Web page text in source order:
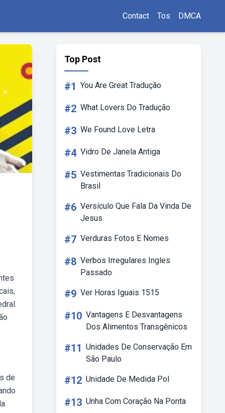
Contact Tos DMCA
de
Top Post
#1 You Are Great Tradução
#2 What Lovers Do Tradução
#3 We Found Love Letra
#4 Vidro De Janela Antiga
#5 Vestimentas Tradicionais Do
Brasil
#6 Versículo Que Fala Da Vinda De
Jesus
#7 Verduras Fotos E Nomes
#8 Verbos Irregulares Ingles
Passado
#9 Ver Horas Iguais 1515
#10 Vantagens E Desvantagens
Dos Alimentos Transgênicos
#11 Unidades De Conservação Em
São Paulo
#12 Unidade De Medida Pol
#13 Unha Com Coração Na Ponta